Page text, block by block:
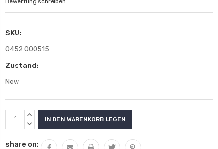
Bewertung schreiben
SKU:
0452 000515
Zustand:
New
Aktueller
Lagerbestand:
MENGE
VON
ERHÖHEN
MENGE
UNDEFINED
share on: